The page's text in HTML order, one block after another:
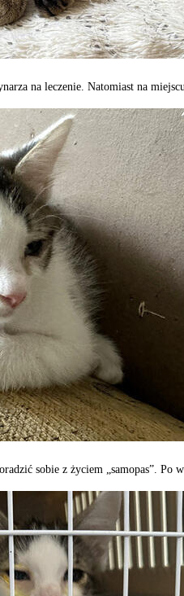
na leczenie. Natomiast na
sobie z życiem „samopas”.